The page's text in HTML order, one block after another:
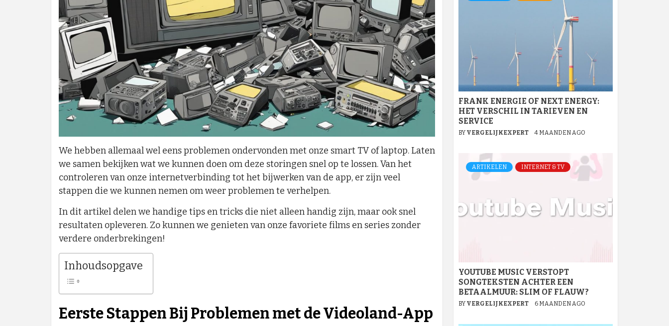
We hebben allemaal wel eens problemen ondervonden met onze smart TV of laptop. Laten
we samen bekijken wat we kunnen doen om deze storingen snel op te lossen. Van het
controleren van onze internetverbinding tot het bijwerken van de app, er zijn veel
stappen die we kunnen nemen om weer problemen te verhelpen.
In dit artikel delen we handige tips en tricks die niet alleen handig zijn, maar ook snel
resultaten opleveren. Zo kunnen we genieten van onze favoriete films en series zonder
verdere onderbrekingen!
Inhoudsopgave
Eerste Stappen Bij Problemen met de Videoland-App
FRANK ENERGIE OF NEXT ENERGY:
HET VERSCHIL IN TARIEVEN EN
SERVICE
BY VERGELIJKEXPERT 4 MAANDEN AGO
ARTIKELEN INTERNET & TV
YOUTUBE MUSIC VERSTOPT
SONGTEKSTEN ACHTER EEN
BETAALMUUR: SLIM OF FLAUW?
BY VERGELIJKEXPERT 6 MAANDEN AGO